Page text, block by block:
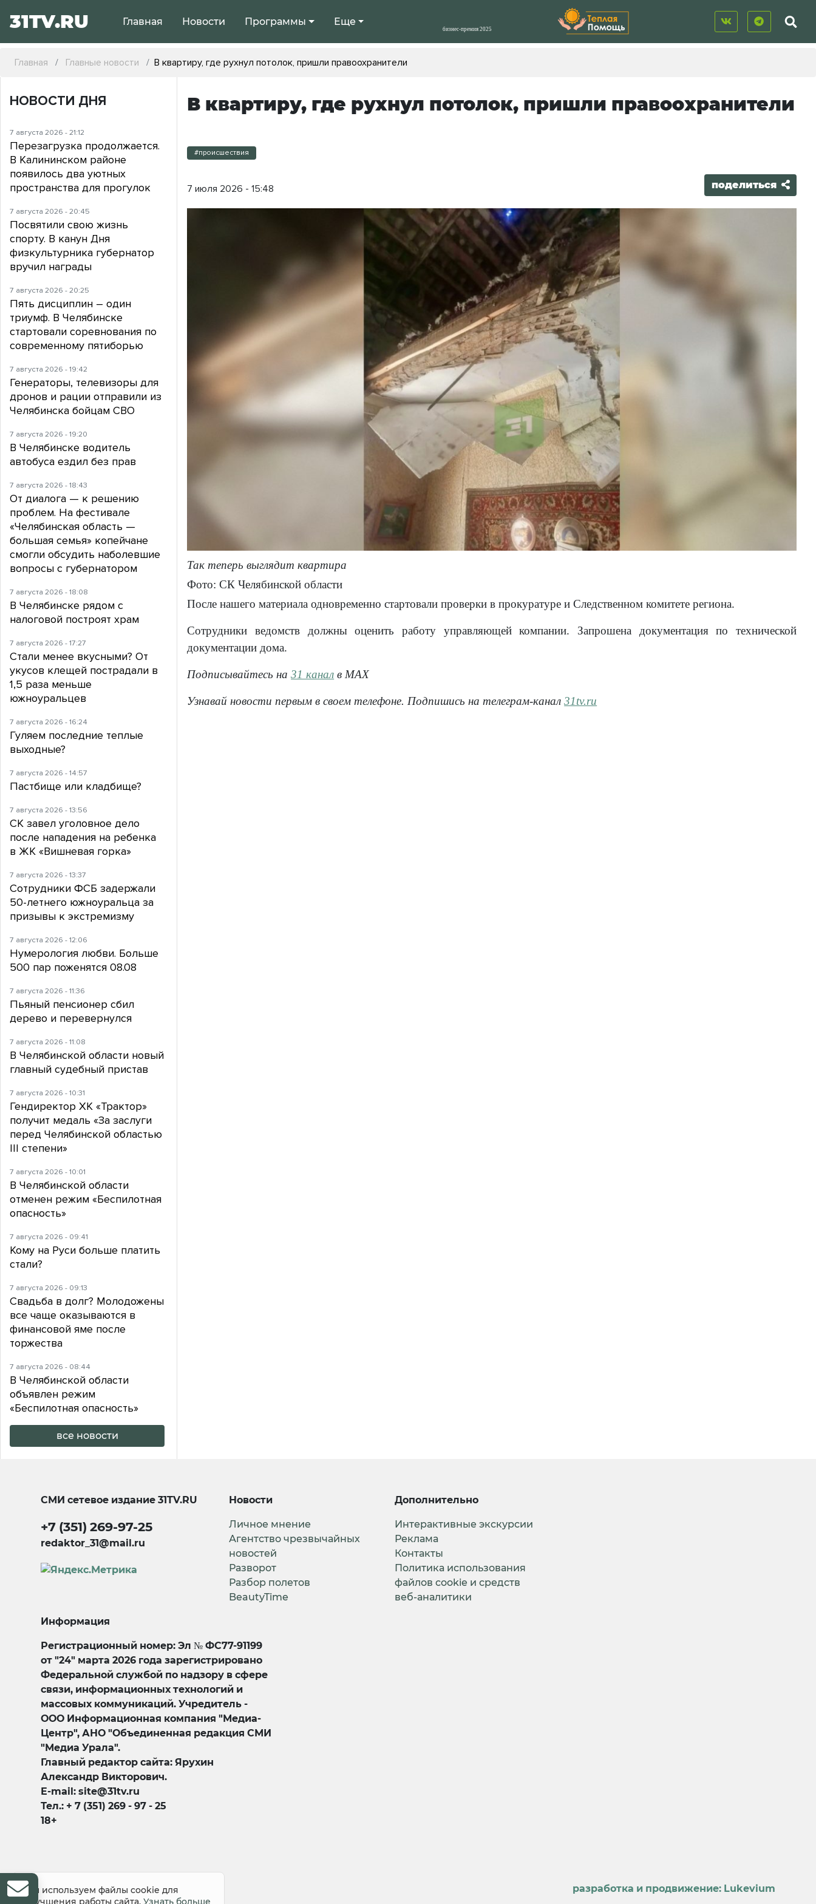
31TV.RU Главная Новости Программы Еще
Главная Главные новости В квартиру, где рухнул потолок, пришли правоохранители
В квартиру, где рухнул потолок, пришли правоохранители
#происшествия
7 июля 2026 - 15:48 поделиться
Так теперь выглядит квартира
Фото: СК Челябинской области
После нашего материала одновременно стартовали проверки в прокуратуре и Следственном комитете региона.
Сотрудники ведомств должны оценить работу управляющей компании. Запрошена документация по технической
документации дома.
Подписывайтесь на31 канал в МАХ
Узнавай новости первым в своем телефоне. Подпишись на телеграм-канал31tv.ru
НОВОСТИ ДНЯ
7 августа 2026 - 21:12
Перезагрузка продолжается.
В Калининском районе
появилось два уютных
пространства для прогулок
7 августа 2026 - 20:45
Посвятили свою жизнь
спорту. В канун Дня
физкультурника губернатор
вручил награды
7 августа 2026 - 20:25
Пять дисциплин – один
триумф. В Челябинске
стартовали соревнования по
современному пятиборью
7 августа 2026 - 19:42
Генераторы, телевизоры для
дронов и рации отправили из
Челябинска бойцам СВО
7 августа 2026 - 19:20
В Челябинске водитель
автобуса ездил без прав
7 августа 2026 - 18:43
От диалога — к решению
проблем. На фестивале
«Челябинская область —
большая семья» копейчане
смогли обсудить наболевшие
вопросы с губернатором
7 августа 2026 - 18:08
В Челябинске рядом с
налоговой построят храм
7 августа 2026 - 17:27
Стали менее вкусными? От
укусов клещей пострадали в
1,5 раза меньше
южноуральцев
7 августа 2026 - 16:24
Гуляем последние теплые
выходные?
7 августа 2026 - 14:57
Пастбище или кладбище?
7 августа 2026 - 13:56
СК завел уголовное дело
после нападения на ребенка
в ЖК «Вишневая горка»
7 августа 2026 - 13:37
Сотрудники ФСБ задержали
50-летнего южноуральца за
призывы к экстремизму
7 августа 2026 - 12:06
Нумерология любви. Больше
500 пар поженятся 08.08
7 августа 2026 - 11:36
Пьяный пенсионер сбил
дерево и перевернулся
7 августа 2026 - 11:08
В Челябинской области новый
главный судебный пристав
7 августа 2026 - 10:31
Гендиректор ХК «Трактор»
получит медаль «За заслуги
перед Челябинской областью
III степени»
7 августа 2026 - 10:01
В Челябинской области
отменен режим «Беспилотная
опасность»
7 августа 2026 - 09:41
Кому на Руси больше платить
стали?
7 августа 2026 - 09:13
Свадьба в долг? Молодожены
все чаще оказываются в
финансовой яме после
торжества
7 августа 2026 - 08:44
В Челябинской области
объявлен режим
«Беспилотная опасность»
все новости
СМИ сетевое издание31TV.RU
+7 (351) 269-97-25
redaktor_31@mail.ru
Новости
Личное мнение
Агентство чрезвычайных
новостей
Разворот
Разбор полетов
BeautyTime
Дополнительно
Интерактивные экскурсии
Реклама
Контакты
Политика использования
файлов cookie и средств
веб-аналитики
Информация
Регистрационный номер: Эл № ФС77-91199
от "24" марта 2026 года зарегистрировано
Федеральной службой по надзору в сфере
связи, информационных технологий и
массовых коммуникаций. Учредитель -
ООО Информационная компания "Медиа-
Центр", АНО "Объединенная редакция СМИ
"Медиа Урала".
Главный редактор сайта: Ярухин
Александр Викторович.
E-mail: site@31tv.ru
Тел.: + 7 (351) 269 - 97 - 25
18+
© 2008-2026 Все права защищены разработка и продвижение: Lukevium
Мы используем файлы cookie для
улучшения работы сайта. Узнать больше